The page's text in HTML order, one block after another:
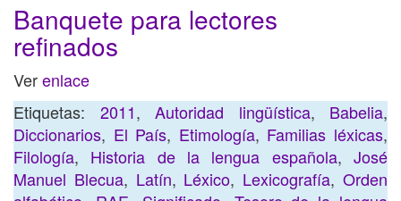
Banquete para lectores
refinados
Verenlace
Etiquetas: 2011, Autoridad lingüística, Babelia,
Diccionarios, El País, Etimología, Familias léxicas,
Filología, Historia de la lengua española,José
Manuel Blecua, Latín, Léxico, Lexicografía,Orden